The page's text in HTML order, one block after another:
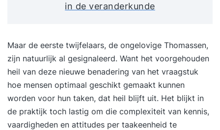
in de veranderkunde
Maar de eerste twijfelaars, de ongelovige Thomassen,
zijn natuurlijk al gesignaleerd. Want het voorgehouden
heil van deze nieuwe benadering van het vraagstuk
hoe mensen optimaal geschikt gemaakt kunnen
worden voor hun taken, dat heil blijft uit. Het blijkt in
de praktijk toch lastig om die complexiteit van kennis,
vaardigheden en attitudes per taakeenheid te